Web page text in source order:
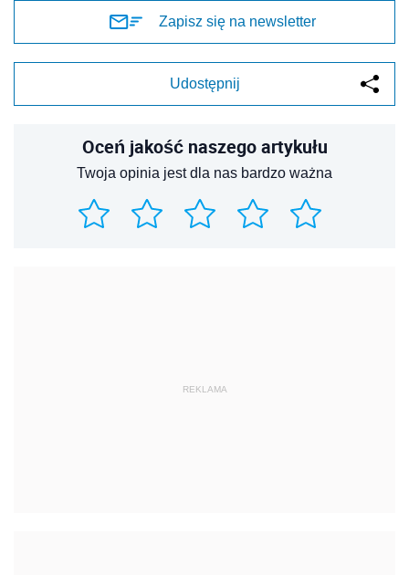
Zapisz się na newsletter
Udostępnij
Oceń jakość naszego artykułu
Twoja opinia jest dla nas bardzo ważna
REKLAMA